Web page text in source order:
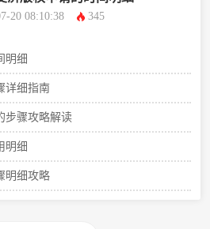
20 08:10:38 345
明细
详细指南
步骤攻略解读
明细
明细攻略